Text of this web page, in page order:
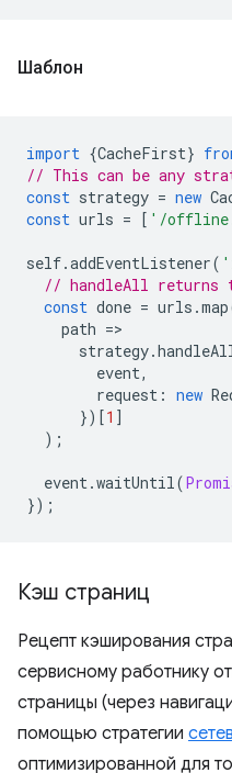
Шаблон
import {CacheFirst}
// This can be any
const strategy = new
const urls = [ '/
self.addEventListener(
// handleAll returns
const done = urls .map
path =
strategy.
event,
request : new
})[1 ]
);
event.waitUntil(
});
Кэш страниц
Рецепт кэширования
сервисному работнику
страницы (через
помощью стратегии
оптимизированной для